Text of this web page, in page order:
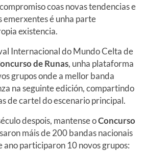
coas novas tendencias e
emerxentes é unha parte
existencia.
Internacional do Mundo Celta de
de Runas, unha plataforma
grupos onde a mellor banda
na seguinte edición, compartindo
de cartel do escenario principal.
despois, mantense oConcurso
máis de 200 bandas nacionais
ano participaron 10 novos grupos: